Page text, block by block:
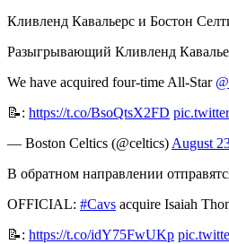
Кливленд Кавальерс и Бостон
Разыгрывающий Кливленд
We have acquired four-time All-Star
📝: https://t.co/BsoQtsX2FD
— Boston Celtics (@celtics) August
В обратном направлении
OFFICIAL: #Cavs acquire Isaiah
📝: https://t.co/idY75FwUKp